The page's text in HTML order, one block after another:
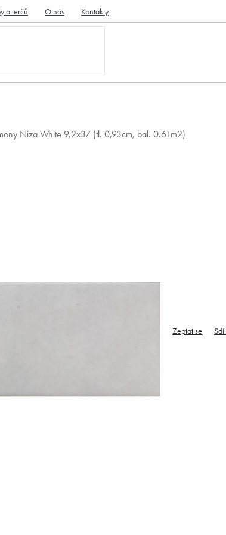
a terčů O nás Kontakty
Niza White 9,2x37 (tl. 0,93cm, bal. 0.61m2)
Zeptat se